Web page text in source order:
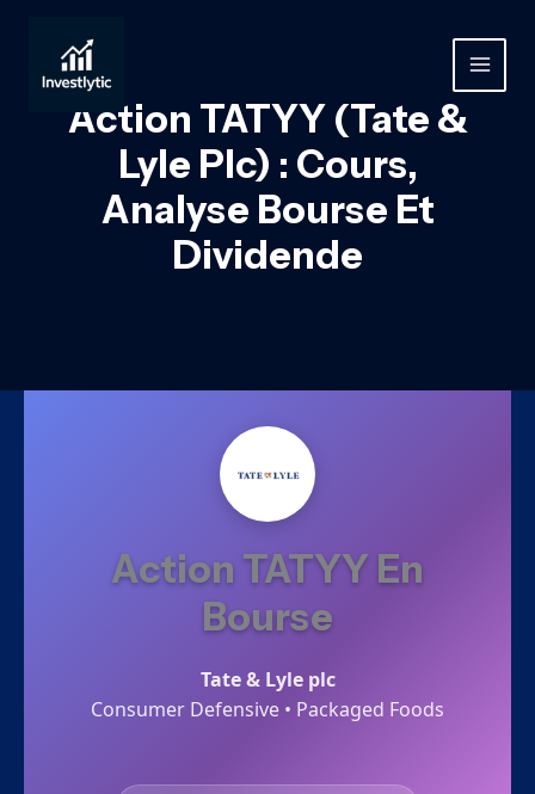
contenu
MAIN
Action TATYY (Tate &
Lyle Plc) : Cours,
Analyse Bourse Et
Dividende
Action TATYY En
Bourse
Tate & Lyle plc
Consumer Defensive • Packaged Foods